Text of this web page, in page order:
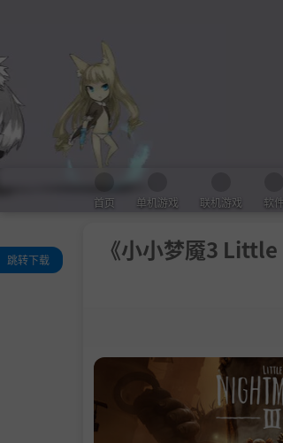
首页 单机游戏 联机游戏 软件
《小小梦魇3
跳转下载